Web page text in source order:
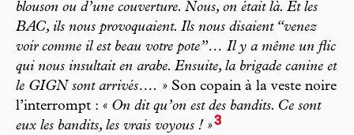
blouson ou d’une couverture. Nous, on était là. Et les
BAC, ils nous provoquaient. Ils nous disaient “venez
voir comme il est beau votre pote”… Il y a même un flic
qui nous insultait en arabe. Ensuite, la brigade canine et
le GIGN sont arrivés…. » Son copain à la veste noire
l’interrompt : « On dit qu’on est des bandits. Ce sont
eux les bandits, les vrais voyous ! »3